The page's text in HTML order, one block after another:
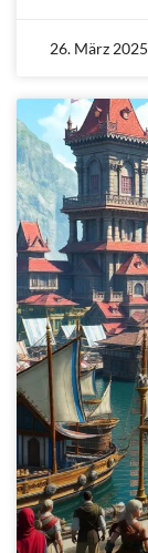
26. März 2025